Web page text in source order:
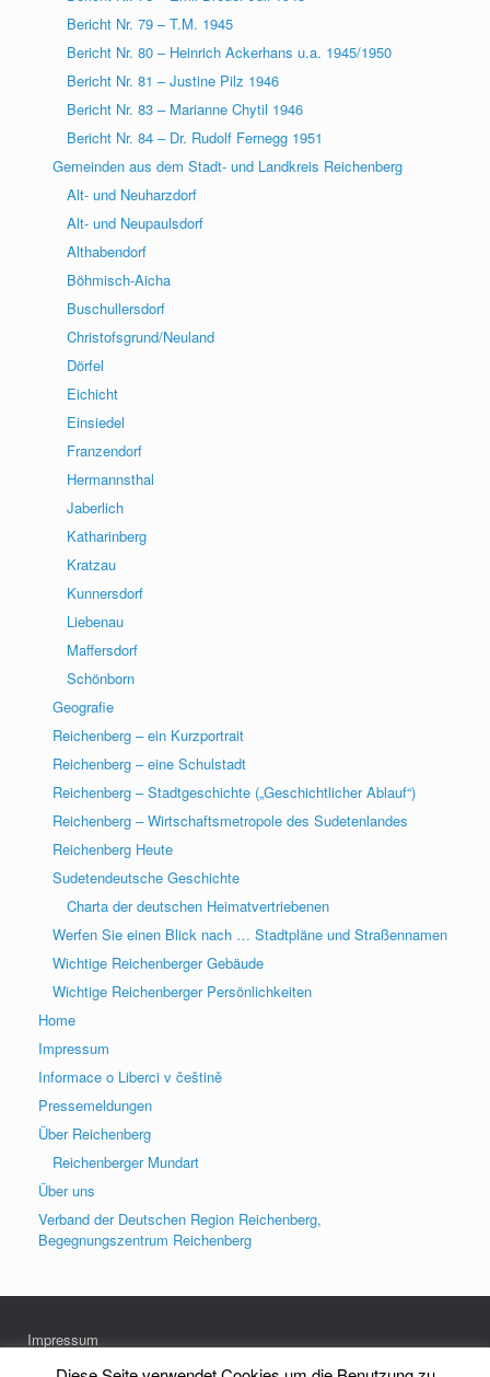
Bericht Nr. 79 – T.M. 1945
Bericht Nr. 80 – Heinrich Ackerhans u.a. 1945/1950
Bericht Nr. 81 – Justine Pilz 1946
Bericht Nr. 83 – Marianne Chytil 1946
Bericht Nr. 84 – Dr. Rudolf Fernegg 1951
Gemeinden aus dem Stadt- und Landkreis Reichenberg
Alt- und Neuharzdorf
Alt- und Neupaulsdorf
Althabendorf
Böhmisch-Aicha
Buschullersdorf
Christofsgrund/Neuland
Dörfel
Eichicht
Einsiedel
Franzendorf
Hermannsthal
Jaberlich
Katharinberg
Kratzau
Kunnersdorf
Liebenau
Maffersdorf
Schönborn
Geografie
Reichenberg – ein Kurzportrait
Reichenberg – eine Schulstadt
Reichenberg – Stadtgeschichte („Geschichtlicher Ablauf“)
Reichenberg – Wirtschaftsmetropole des Sudetenlandes
Reichenberg Heute
Sudetendeutsche Geschichte
Charta der deutschen Heimatvertriebenen
Werfen Sie einen Blick nach … Stadtpläne und Straßennamen
Wichtige Reichenberger Gebäude
Wichtige Reichenberger Persönlichkeiten
Home
Impressum
Informace o Liberci v češtině
Pressemeldungen
Über Reichenberg
Reichenberger Mundart
Über uns
Verband der Deutschen Region Reichenberg,
Begegnungszentrum Reichenberg
Impressum
Datenschutz